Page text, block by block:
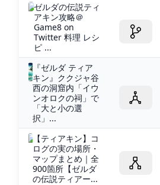
ゼルダの伝説ティ
アキン攻略＠
Game8 on
Twitter 料理 レシ
ピ ...
『ゼルダ ティア
キン』ククジャ谷
西の洞窟内「イウ
ンオロクの祠」で
「大と小の選
択」...
【ティアキン】コ
ログの実の場所・
マップまとめ｜全
900箇所【ゼルダ
の伝説ティアー...